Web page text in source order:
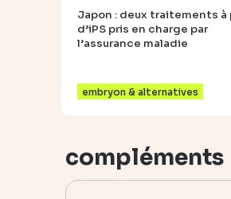
Japon : deux traitements à
d’iPS pris en charge par
l’assurance maladie
embryon & alternatives
compléments